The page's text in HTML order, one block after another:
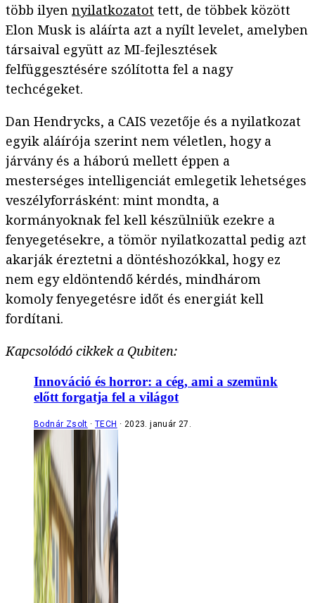
több ilyen nyilatkozatot tett, de többek között
Elon Musk is aláírta azt a nyílt levelet, amelyben
társaival együtt az MI-fejlesztések
felfüggesztésére szólította fel a nagy
techcégeket.
Dan Hendrycks, a CAIS vezetője és a nyilatkozat
egyik aláírója szerint nem véletlen, hogy a
járvány és a háború mellett éppen a
mesterséges intelligenciát emlegetik lehetséges
veszélyforrásként: mint mondta, a
kormányoknak fel kell készülniük ezekre a
fenyegetésekre, a tömör nyilatkozattal pedig azt
akarják éreztetni a döntéshozókkal, hogy ez
nem egy eldöntendő kérdés, mindhárom
komoly fenyegetésre időt és energiát kell
fordítani.
Kapcsolódó cikkek a Qubiten:
Innováció és horror: a cég, ami a szemünk
előtt forgatja fel a világot
Bodnár Zsolt TECH 2023. január 27.